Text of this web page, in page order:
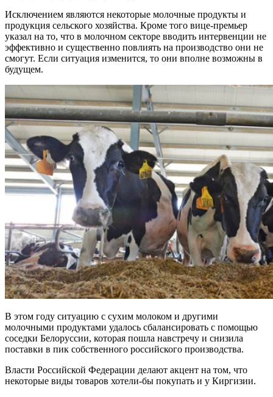
Исключением являются некоторые молочные продукты и
продукция сельского хозяйства. Кроме того вице-премьер
указал на то, что в молочном секторе вводить интервенции не
эффективно и существенно повлиять на производство они не
смогут. Если ситуация изменится, то они вполне возможны в
будущем.
В этом году ситуацию с сухим молоком и другими
молочными продуктами удалось сбалансировать с помощью
соседки Белоруссии, которая пошла навстречу и снизила
поставки в пик собственного российского производства.
Власти Российской Федерации делают акцент на том, что
некоторые виды товаров хотели-бы покупать и у Киргизии.